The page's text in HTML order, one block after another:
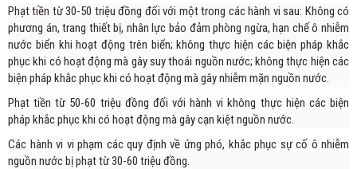
Phạt tiền từ 30-50 triệu đồng đối với một trong các hành vi sau: Không có
phương án, trang thiết bị, nhân lực bảo đảm phòng ngừa, hạn chế ô nhiễm
nước biển khi hoạt động trên biển; không thực hiện các biện pháp khắc
phục khi có hoạt động mà gây suy thoái nguồn nước; không thực hiện các
biện pháp khắc phục khi có hoạt động mà gây nhiễm mặn nguồn nước.
Phạt tiền từ 50-60 triệu đồng đối với hành vi không thực hiện các biện
pháp khắc phục khi có hoạt động mà gây cạn kiệt nguồn nước.
Các hành vi vi phạm các quy định về ứng phó, khắc phục sự cố ô nhiễm
nguồn nước bị phạt từ 30-60 triệu đồng.